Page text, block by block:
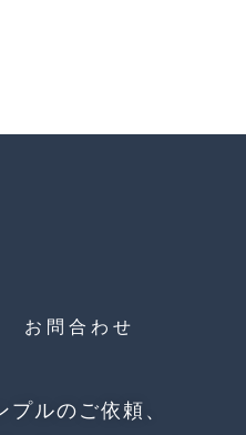
お問合わせ
プルのご依頼、